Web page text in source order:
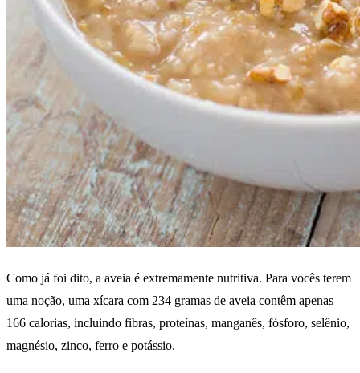
Como já foi dito, a aveia é extremamente nutritiva. Para vocês terem
uma noção, uma xícara com 234 gramas de aveia contêm apenas
166 calorias, incluindo fibras, proteínas, manganês, fósforo, selênio,
magnésio, zinco, ferro e potássio.